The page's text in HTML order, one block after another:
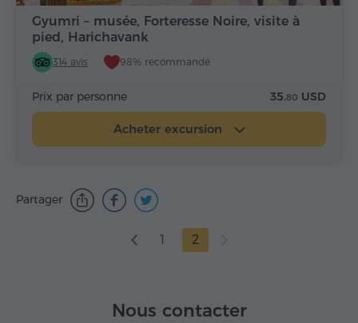
Gyumri – musée, Forteresse Noire, visite à
pied, Harichavank
314 avis 98% recommandé
Prix par personne 35.80 USD
Acheter excursion
Partager
1 2
Nous contacter